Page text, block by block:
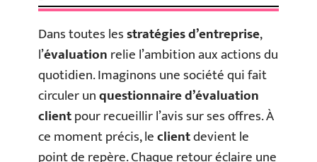
Dans toutes lesstratégies d’entreprise,
l’évaluationrelie l’ambition aux actions du
quotidien. Imaginons une société qui fait
circuler unquestionnaire d’évaluation
clientpour recueillir l’avis sur ses offres. À
ce moment précis, leclientdevient le
point de repère. Chaque retour éclaire une